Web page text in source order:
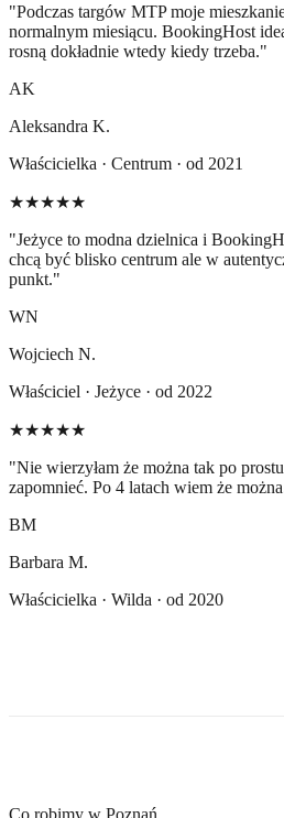
"Podczas targów MTP moje
normalnym miesiącu. BookingHost
rosną dokładnie wtedy kiedy trzeba."
AK
Aleksandra K.
Właścicielka · Centrum · od 2021
★★★★★
"Jeżyce to modna dzielnica i
chcą być blisko centrum ale w
punkt."
WN
Wojciech N.
Właściciel · Jeżyce · od 2022
★★★★★
"Nie wierzyłam że można tak po
zapomnieć. Po 4 latach wiem że
BM
Barbara M.
Właścicielka · Wilda · od 2020
Co robimy w Poznań